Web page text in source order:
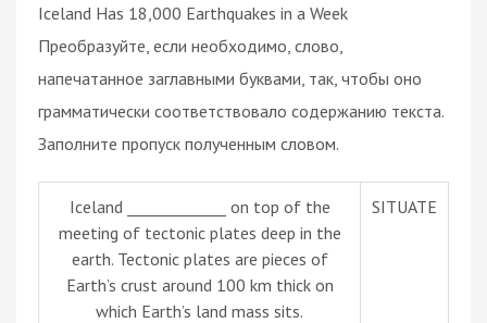
Iceland Has 18,000 Earthquakes in a Week
Преобразуйте, если необходимо, слово,
напечатанное заглавными буквами, так, чтобы оно
грамматически соответствовало содержанию текста.
Заполните пропуск полученным словом.
Iceland _____________ on top of the
meeting of tectonic plates deep in the
earth. Tectonic plates are pieces of
Earth’s crust around 100 km thick on
which Earth’s land mass sits.
SITUATE